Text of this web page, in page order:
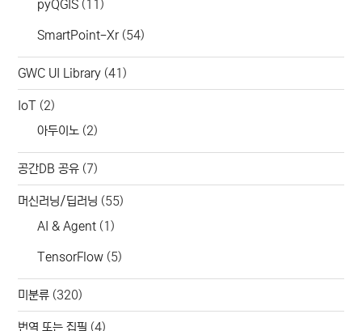
pyQGIS (11)
SmartPoint-Xr(54)
GWC UI Library (41)
IoT (2)
아두이노 (2)
공간DB 공유 (7)
머신러닝/딥러닝 (55)
AI & Agent (1)
TensorFlow (5)
미분류 (320)
번역 또는 집필 (4)